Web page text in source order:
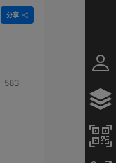
分享
583